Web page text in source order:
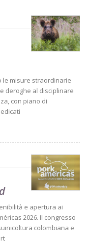
le misure straordinarie
deroghe al disciplinare
con piano di
e apertura ai
2026. Il congresso
colombiana e